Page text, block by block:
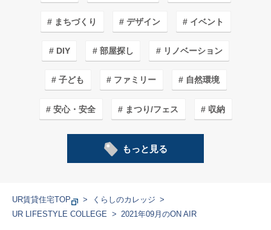
まちづくり デザイン イベント
DIY 部屋探し リノベーション
子ども ファミリー 自然環境
安心・安全 まつり/フェス 収納
ガーデニング 家事
もっと見る
UR賃貸住宅TOP
くらしのカレッジ
UR LIFESTYLE COLLEGE
2021年09月のON AIR